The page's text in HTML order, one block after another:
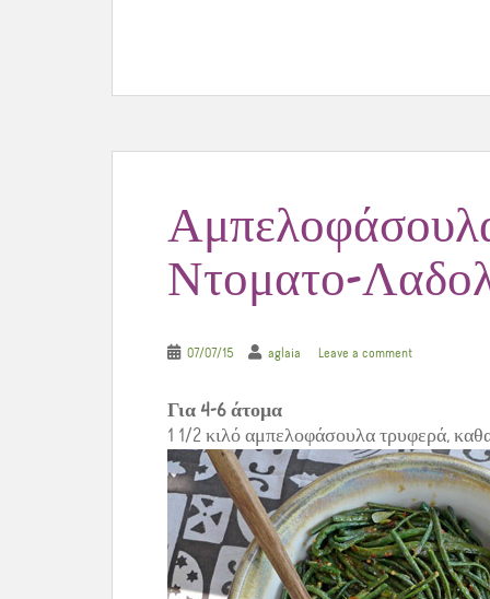
t
Ντοματο-
07/07/15 aglaia Leave a comment
Για 4-6 άτομα
1 1/2 κιλό αμπελοφάσουλα τρυφερά,